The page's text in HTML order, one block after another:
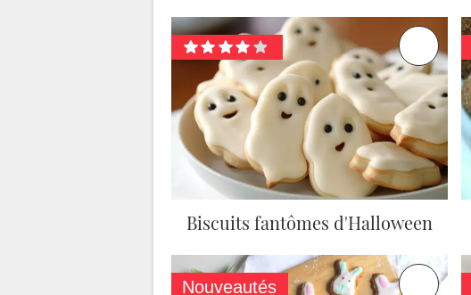
Biscuits fantômes d'Halloween
Nouveautés